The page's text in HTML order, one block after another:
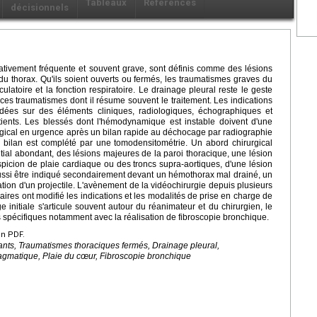
décisionnels
Tableaux Références
fréquente et souvent grave, sont définis comme des lésions
thorax. Qu'ils soient ouverts ou fermés, les traumatismes graves du
et la fonction respiratoire. Le drainage pleural reste le geste
traumatismes dont il résume souvent le traitement. Les indications
sur des éléments cliniques, radiologiques, échographiques et
Les blessés dont l'hémodynamique est instable doivent d'une
en urgence après un bilan rapide au déchocage par radiographie
est complété par une tomodensitométrie. Un abord chirurgical
abondant, des lésions majeures de la paroi thoracique, une lésion
de plaie cardiaque ou des troncs supra-aortiques, d'une lésion
être indiqué secondairement devant un hémothorax mal drainé, un
d'un projectile. L'avènement de la vidéochirurgie depuis plusieurs
ont modifié les indications et les modalités de prise en charge de
initiale s'articule souvent autour du réanimateur et du chirurgien, le
notamment avec la réalisation de fibroscopie bronchique.
PDF.
Traumatismes thoraciques fermés, Drainage pleural,
Plaie du cœur, Fibroscopie bronchique